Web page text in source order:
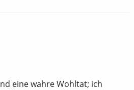
eine wahre Wohltat; ich